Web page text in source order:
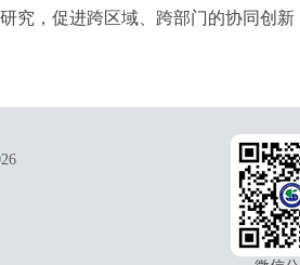
究，促进跨区域、跨部门的协同创新